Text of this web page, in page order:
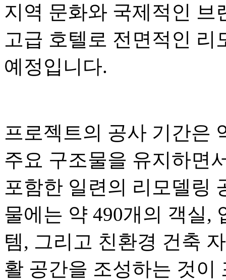
지역 문화와 국제적인 브
고급 호텔로 전면적인
예정입니다.
프로젝트의 공사 기간은
주요 구조물을 유지하면
포함한 일련의 리모델링
물에는 약 490개의 객실,
템, 그리고 친환경 건축
활 공간을 조성하는 것이